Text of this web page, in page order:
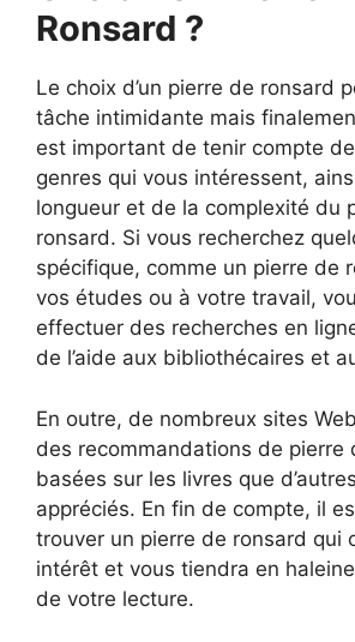
Ronsard ?
Le choix d’un pierre de ronsard
tâche intimidante mais
est important de tenir compte
genres qui vous intéressent,
longueur et de la complexité du
ronsard. Si vous recherchez
spécifique, comme un pierre de
vos études ou à votre travail,
effectuer des recherches en
de l’aide aux bibliothécaires et
En outre, de nombreux sites
des recommandations de pierre
basées sur les livres que
appréciés. En fin de compte, il
trouver un pierre de ronsard qui
intérêt et vous tiendra en
de votre lecture.